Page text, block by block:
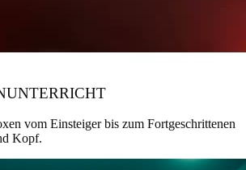
vom Einsteiger bis zum Fortgeschrittenen
Kopf.